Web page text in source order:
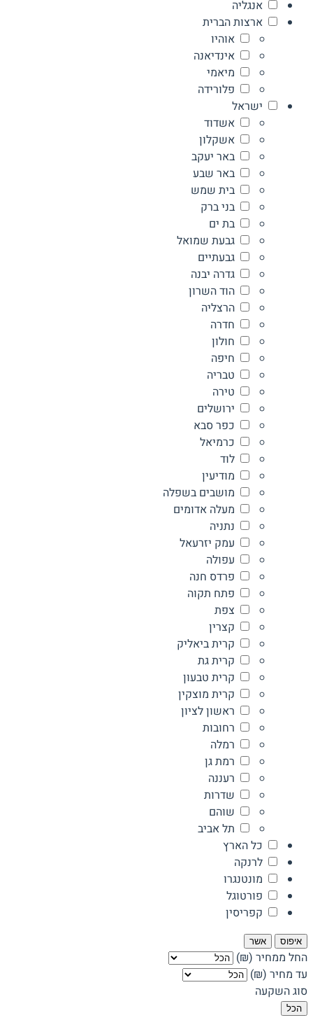
אנגליה
ארצות הברית
אוהיו
אינדיאנה
מיאמי
פלורידה
ישראל
אשדוד
אשקלון
באר יעקב
באר שבע
בית שמש
בני ברק
בת ים
גבעת שמואל
גבעתיים
גדרה יבנה
הוד השרון
הרצליה
חדרה
חולון
חיפה
טבריה
טירה
ירושלים
כפר סבא
כרמיאל
לוד
מודיעין
מושבים בשפלה
מעלה אדומים
נתניה
עמק יזרעאל
עפולה
פרדס חנה
פתח תקוה
צפת
קצרין
קרית ביאליק
קרית גת
קרית טבעון
קרית מוצקין
ראשון לציון
רחובות
רמלה
רמת גן
רעננה
שדרות
שוהם
תל אביב
כל הארץ
לרנקה
מונטנגרו
פורטוגל
קפריסין
איפוס אשר
החל ממחיר (₪)
עד מחיר (₪)
סוג השקעה
הכל